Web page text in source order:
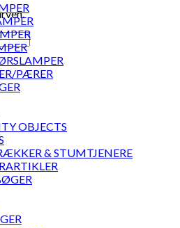
PÆRER
OBJECTS
& STUMTJENERE